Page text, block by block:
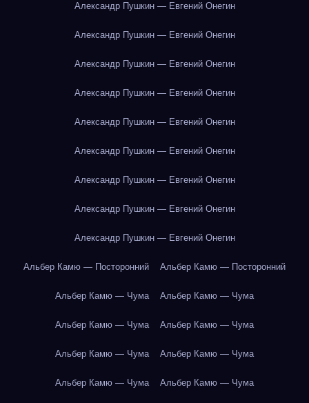
Александр Пушкин — Евгений Онегин
Александр Пушкин — Евгений Онегин
Александр Пушкин — Евгений Онегин
Александр Пушкин — Евгений Онегин
Александр Пушкин — Евгений Онегин
Александр Пушкин — Евгений Онегин
Александр Пушкин — Евгений Онегин
Александр Пушкин — Евгений Онегин
Александр Пушкин — Евгений Онегин
Альбер Камю — Посторонний Альбер Камю — Посторонний
Альбер Камю — Чума Альбер Камю — Чума
Альбер Камю — Чума Альбер Камю — Чума
Альбер Камю — Чума Альбер Камю — Чума
Альбер Камю — Чума Альбер Камю — Чума